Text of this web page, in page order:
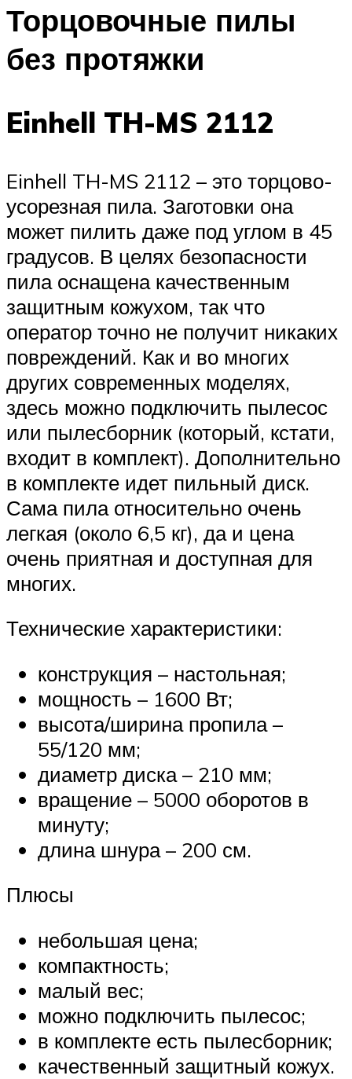
Торцовочные пилы
без протяжки
Einhell TH-MS 2112
Einhell TH-MS 2112 – это торцово-
усорезная пила. Заготовки она
может пилить даже под углом в 45
градусов. В целях безопасности
пила оснащена качественным
защитным кожухом, так что
оператор точно не получит никаких
повреждений. Как и во многих
других современных моделях,
здесь можно подключить пылесос
или пылесборник (который, кстати,
входит в комплект). Дополнительно
в комплекте идет пильный диск.
Сама пила относительно очень
легкая (около 6,5 кг), да и цена
очень приятная и доступная для
многих.
Технические характеристики:
конструкция – настольная;
мощность – 1600 Вт;
высота/ширина пропила –
55/120 мм;
диаметр диска – 210 мм;
вращение – 5000 оборотов в
минуту;
длина шнура – 200 см.
Плюсы
небольшая цена;
компактность;
малый вес;
можно подключить пылесос;
в комплекте есть пылесборник;
качественный защитный кожух.